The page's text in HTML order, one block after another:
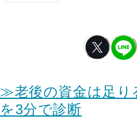
≫老後の資金は足り
を3分で診断